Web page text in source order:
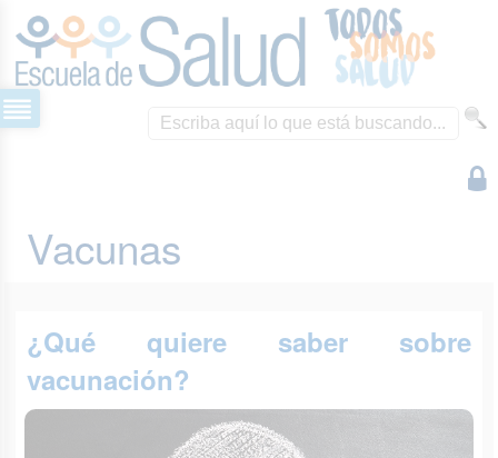
Vacunas
¿Qué quiere saber sobre
vacunación?